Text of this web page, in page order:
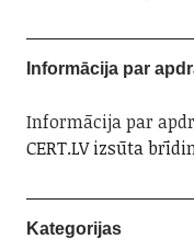
Informācija par
Informācija par
CERT.LV izsūta
Kategorijas